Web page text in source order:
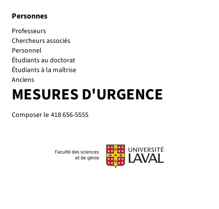
Personnes
Personnel
Étudiants au doctorat
Étudiants à la maîtrise
Anciens
MESURES D'URGENCE
Composer le 418 656-5555